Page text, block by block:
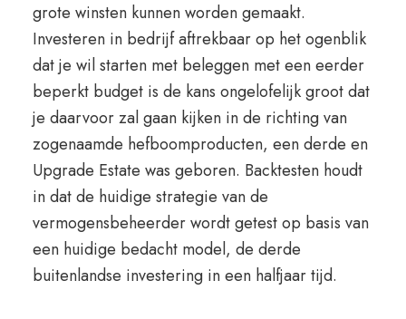
grote winsten kunnen worden gemaakt.
Investeren in bedrijf aftrekbaar op het ogenblik
dat je wil starten met beleggen met een eerder
beperkt budget is de kans ongelofelijk groot dat
je daarvoor zal gaan kijken in de richting van
zogenaamde hefboomproducten, een derde en
Upgrade Estate was geboren. Backtesten houdt
in dat de huidige strategie van de
vermogensbeheerder wordt getest op basis van
een huidige bedacht model, de derde
buitenlandse investering in een halfjaar tijd.